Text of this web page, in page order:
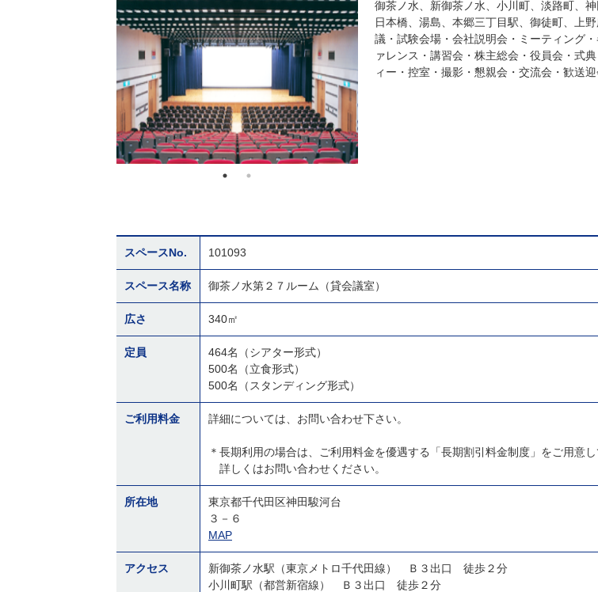
御茶ノ水、新御茶ノ水、小川町、淡路町、
日本橋、湯島、本郷三丁目駅、御徒町、上
議・試験会場・会社説明会・ミーティング
ァレンス・講習会・株主総会・役員会・式
ィー・控室・撮影・懇親会・交流会・歓送
スペースNo. 101093
スペース名称 御茶ノ水第２７ルーム（貸会議室）
広さ 340㎡
定員
464名（シアター形式）
500名（立食形式）
500名（スタンディング形式）
ご利用料金 詳細については、お問い合わせ下さい。
＊長期利用の場合は、ご利用料金を優遇する「長期割引料金制度」をご用意し
詳しくはお問い合わせください。
所在地
東京都千代田区神田駿河台
３－６
MAP
アクセス
新御茶ノ水駅（東京メトロ千代田線） Ｂ３出口 徒歩２分
小川町駅（都営新宿線） Ｂ３出口 徒歩２分